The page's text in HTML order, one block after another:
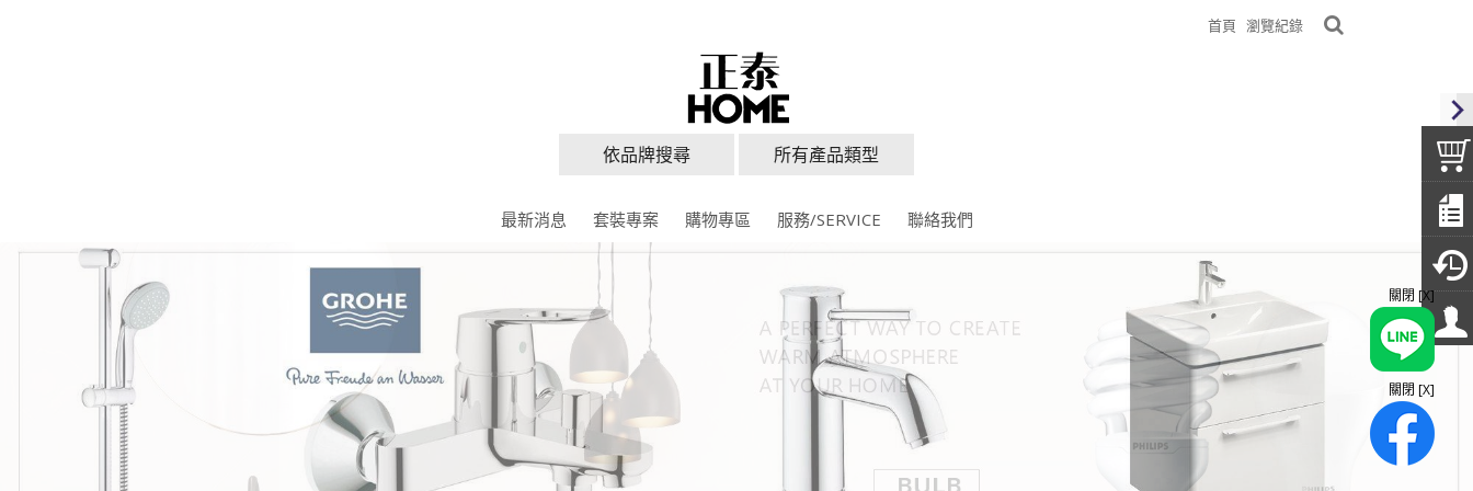
首頁 瀏覽紀錄
依品牌搜尋 所有產品類型
最新消息 套裝專案 購物專區 服務/SERVICE 聯絡我們
關閉 [X]
關閉 [X]